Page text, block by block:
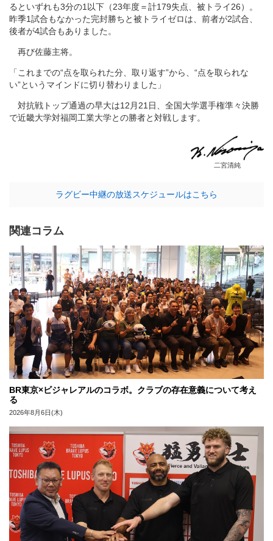
るといずれも3分の1以下（23年度＝計179失点、被トライ26）。
昨季1試合もなかった完封勝ちと被トライゼロは、前者が2試合、
後者が4試合もありました。
再び佐藤主将。
「これまでの“点を取られた分、取り返す”から、“点を取られな
い”というマインドに切り替わりました」
対抗戦トップ通過の早大は12月21日、全国大学選手権準々決勝
で近畿大学対福岡工業大学との勝者と対戦します。
二宮清純
ラグビー中継の放送スケジュールはこちら
関連コラム
BR東京×ビジャレアルのコラボ。クラブの存在意義について考え
る
2026年8月6日(木)